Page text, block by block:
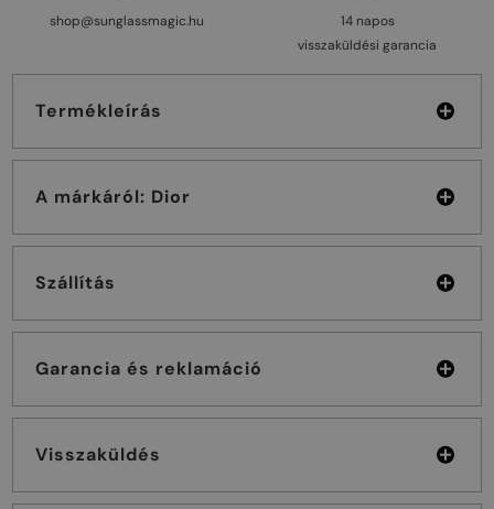
shop@sunglassmagic.hu
14 napos
visszaküldési garancia
Termékleírás
A márkáról: Dior
Szállítás
Garancia és reklamáció
Visszaküldés